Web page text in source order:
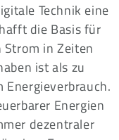
Technik eine
die Basis für
Strom in Zeiten
ist als zu
Energien
dezentraler